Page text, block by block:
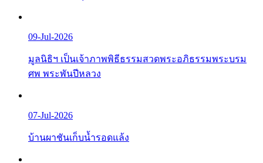
09-Jul-2026
มูลนิธิฯ เป็นเจ้าภาพพิธีธรรมสวดพระอภิธรรมพระบรม
ศพ พระพันปีหลวง
07-Jul-2026
บ้านผาชันเก็บน้ำรอดแล้ง